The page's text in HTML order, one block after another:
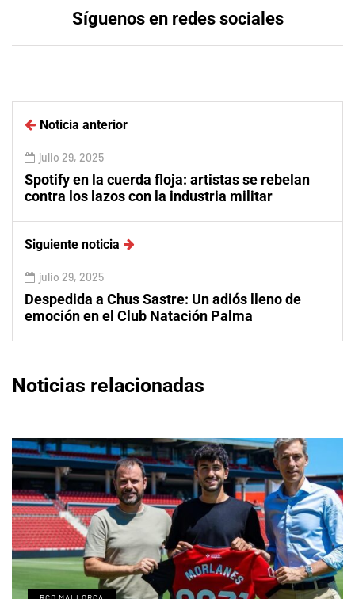
Síguenos en redes sociales
Noticia anterior
julio 29, 2025
Spotify en la cuerda floja: artistas se rebelan
contra los lazos con la industria militar
Siguiente noticia
julio 29, 2025
Despedida a Chus Sastre: Un adiós lleno de
emoción en el Club Natación Palma
Noticias relacionadas